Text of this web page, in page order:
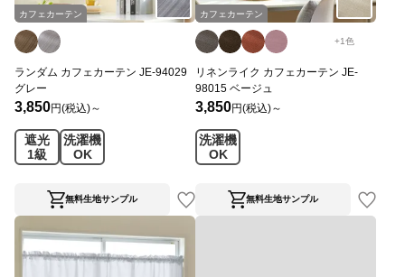
カフェカーテン
ランダム カフェカーテン JE-94029
グレー
3,850円(税込)～
遮光
1級
洗濯機
OK
無料生地サンプル
カフェカーテン
+1色
リネンライク カフェカーテン JE-
98015 ベージュ
3,850円(税込)～
洗濯機
OK
無料生地サンプル